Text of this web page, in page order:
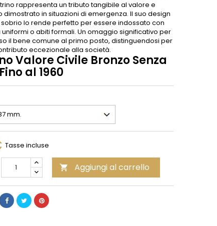
rappresenta un tributo tangibile al valore e
dimostrato in situazioni di emergenza. Il suo design
lo rende perfetto per essere indossato con
o abiti formali. Un omaggio significativo per
il bene comune al primo posto, distinguendosi per
eccezionale alla società.
Valore Civile Bronzo Senza
al 1960
Tasse incluse
 Aggiungi al carrello